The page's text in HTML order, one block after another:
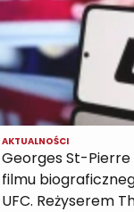
AKTUALNOŚCI
Georges St-
filmu
UFC. Reżyserem